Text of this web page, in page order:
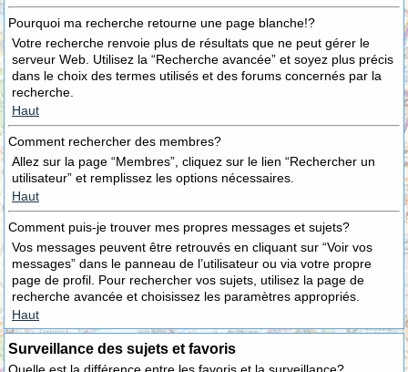
Pourquoi ma recherche retourne une page blanche!?
Votre recherche renvoie plus de résultats que ne peut gérer le
serveur Web. Utilisez la “Recherche avancée” et soyez plus précis
dans le choix des termes utilisés et des forums concernés par la
recherche.
Haut
Comment rechercher des membres?
Allez sur la page “Membres”, cliquez sur le lien “Rechercher un
utilisateur” et remplissez les options nécessaires.
Haut
Comment puis-je trouver mes propres messages et sujets?
Vos messages peuvent être retrouvés en cliquant sur “Voir vos
messages” dans le panneau de l’utilisateur ou via votre propre
page de profil. Pour rechercher vos sujets, utilisez la page de
recherche avancée et choisissez les paramètres appropriés.
Haut
Surveillance des sujets et favoris